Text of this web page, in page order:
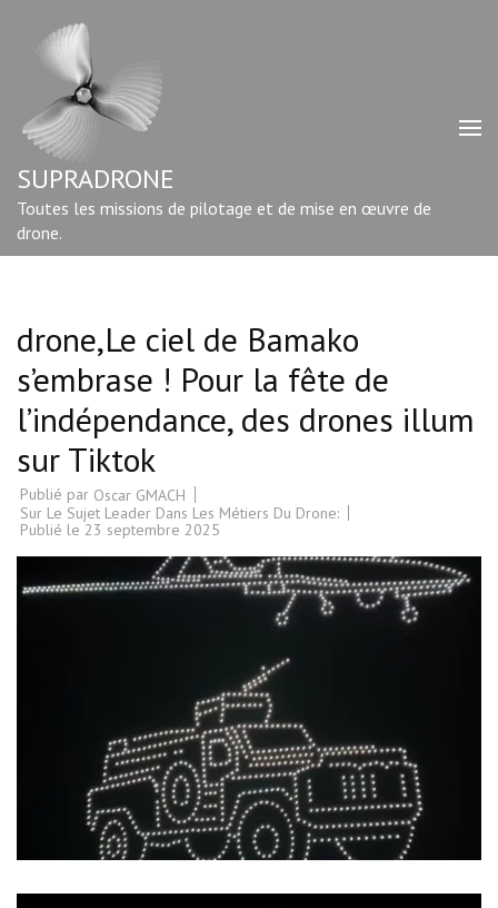
contenu
Entrée)
SUPRADRONE
Toutes les missions de pilotage et de mise en œuvre de
drone.
drone,Le ciel de Bamako
s’embrase ! Pour la fête de
l’indépendance, des drones illum
sur Tiktok
Publié par Oscar GMACH
Sur Le Sujet Leader Dans Les Métiers Du Drone:
Publié le 23 septembre 2025